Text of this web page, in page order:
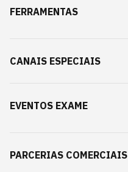
FERRAMENTAS
CANAIS ESPECIAIS
EVENTOS EXAME
PARCERIAS COMERCIAIS